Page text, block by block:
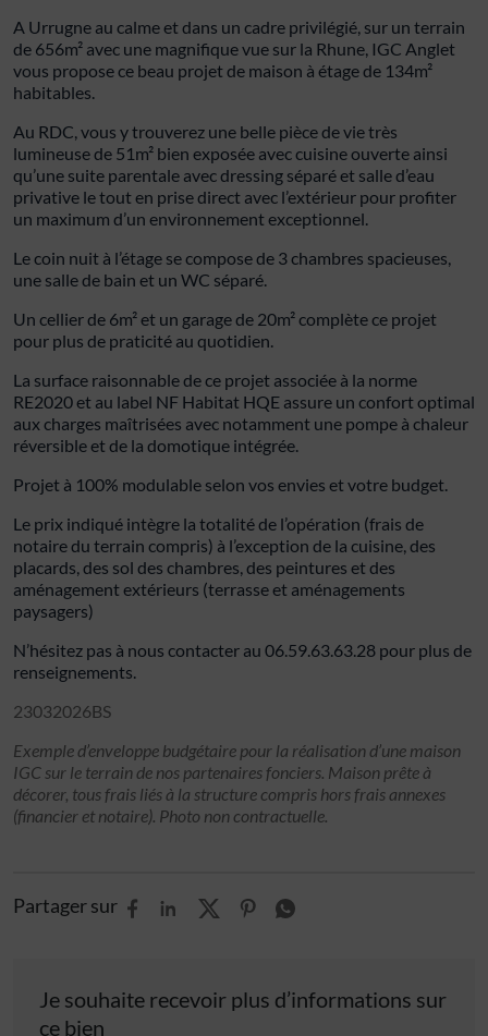
A Urrugne au calme et dans un cadre privilégié, sur un terrain
de 656m² avec une magnifique vue sur la Rhune, IGC Anglet
vous propose ce beau projet de maison à étage de 134m²
habitables.
Au RDC, vous y trouverez une belle pièce de vie très
lumineuse de 51m² bien exposée avec cuisine ouverte ainsi
qu’une suite parentale avec dressing séparé et salle d’eau
privative le tout en prise direct avec l’extérieur pour profiter
un maximum d’un environnement exceptionnel.
Le coin nuit à l’étage se compose de 3 chambres spacieuses,
une salle de bain et un WC séparé.
Un cellier de 6m² et un garage de 20m² complète ce projet
pour plus de praticité au quotidien.
La surface raisonnable de ce projet associée à la norme
RE2020 et au label NF Habitat HQE assure un confort optimal
aux charges maîtrisées avec notamment une pompe à chaleur
réversible et de la domotique intégrée.
Projet à 100% modulable selon vos envies et votre budget.
Le prix indiqué intègre la totalité de l’opération (frais de
notaire du terrain compris) à l’exception de la cuisine, des
placards, des sol des chambres, des peintures et des
aménagement extérieurs (terrasse et aménagements
paysagers)
N’hésitez pas à nous contacter au 06.59.63.63.28 pour plus de
renseignements.
23032026BS
Exemple d’enveloppe budgétaire pour la réalisation d’une maison
IGC sur le terrain de nos partenaires fonciers. Maison prête à
décorer, tous frais liés à la structure compris hors frais annexes
(financier et notaire). Photo non contractuelle.
Partager sur
Je souhaite recevoir plus d’informations sur
ce bien